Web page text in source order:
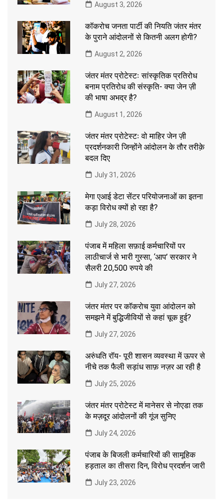
August 3, 2026
कॉकरोच जनता पार्टी की नियति जंतर मंतर
के पुराने आंदोलनों से कितनी अलग होगी?
August 2, 2026
जंतर मंतर प्रोटेस्टः सांस्कृतिक प्रतिरोध
बनाम प्रतिरोध की संस्कृति- क्या जेन ज़ी
की भाषा अभद्र है?
August 1, 2026
जंतर मंतर प्रोटेस्टः वो माहिर जेन ज़ी
प्रदर्शनकारी जिन्होंने आंदोलन के तौर तरीक़े
बदल दिए
July 31, 2026
मेगा एआई डेटा सेंटर परियोजनाओं का इतना
कड़ा विरोध क्यों हो रहा है?
July 28, 2026
पंजाब में महिला सफ़ाई कर्मचारियों पर
लाठीचार्ज से भारी गुस्सा, ‘आप’ सरकार ने
सैलरी 20,500 रुपये की
July 27, 2026
जंतर मंतर पर कॉकरोच युवा आंदोलन को
समझने में बुद्धिजीवियों से कहां चूक हुई?
July 27, 2026
अरुंधति रॉय- पूरी शासन व्यवस्था में ऊपर से
नीचे तक फैली सड़ांध साफ़ नज़र आ रही है
July 25, 2026
जंतर मंतर प्रोटेस्ट में मानेसर से नोएडा तक
के मज़दूर आंदोलनों की गूंज सुनिए
July 24, 2026
पंजाब के बिजली कर्मचारियों की सामूहिक
हड़ताल का तीसरा दिन, विरोध प्रदर्शन जारी
July 23, 2026